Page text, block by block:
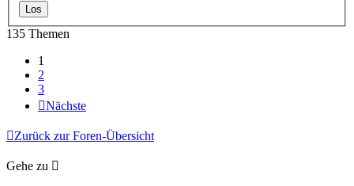
135 Themen
1
2
3
Nächste
Zurück zur Foren-Übersicht
Gehe zu